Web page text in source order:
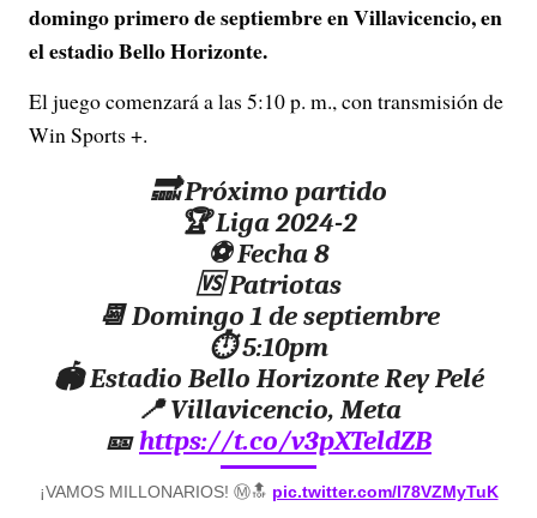
domingo primero de septiembre en Villavicencio, en
el estadio Bello Horizonte.
El juego comenzará a las 5:10 p. m., con transmisión de
Win Sports +.
🔜 Próximo partido
🏆 Liga 2024-2
⚽️ Fecha 8
🆚 Patriotas
📆 Domingo 1 de septiembre
⏱ 5:10pm
🏟 Estadio Bello Horizonte Rey Pelé
📍 Villavicencio, Meta
🎫https://t.co/v3pXTeldZB
¡VAMOS MILLONARIOS! Ⓜ️🔝 pic.twitter.com/I78VZMyTuK